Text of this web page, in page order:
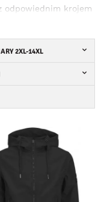
odpowiednim krojem
2XL-14XL